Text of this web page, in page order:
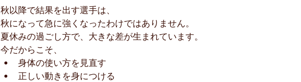
秋以降で結果を出す選手は、
秋になって急に強くなったわけではありません。
夏休みの過ごし方で、大きな差が生まれています。
今だからこそ、
身体の使い方を見直す
正しい動きを身につける